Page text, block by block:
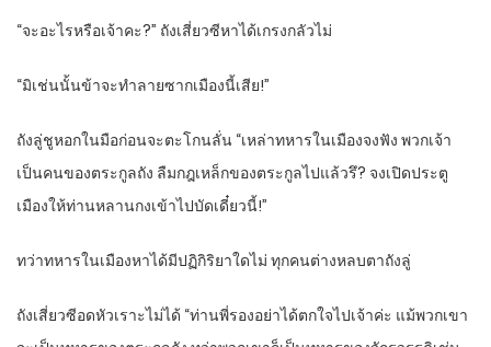
“จะอะไรหรือเจ้าคะ?” ถังเสี่ยวซีหาได้เกรงกลัวไม่
“มิเช่นนั้นข้าจะทำลายซากเมืองนี้เสีย!”
ถังลู่ชูหอกในมือก่อนจะตะโกนลั่น “เหล่าทหารในเมืองจงฟัง พวกเจ้า
เป็นคนของตระกูลถัง ลืมกฎเหล็กของตระกูลไปแล้วรึ? จงเปิดประตู
เมืองให้ท่านหลานกงเข้าไปบัดเดี๋ยวนี้!”
ทว่าทหารในเมืองหาได้มีปฏิกิริยาใดไม่ ทุกคนต่างหลบตาถังลู่
ถังเสี่ยวซีอดหัวเราะไม่ได้ “ท่านพี่รองอย่าได้ตกใจไปเจ้าค่ะ แม้พวกเขา